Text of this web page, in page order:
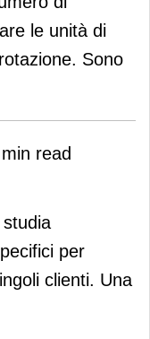
le unità di
Sono
read
per
clienti. Una